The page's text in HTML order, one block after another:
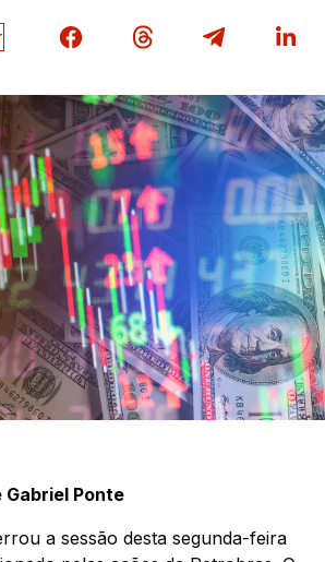
Gabriel Ponte
a sessão desta segunda-feira